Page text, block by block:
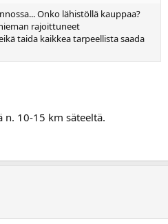
Onko lähistöllä kauppaa?
rajoittuneet
taida kaikkea tarpeellista saada
n. 10-15 km säteeltä.